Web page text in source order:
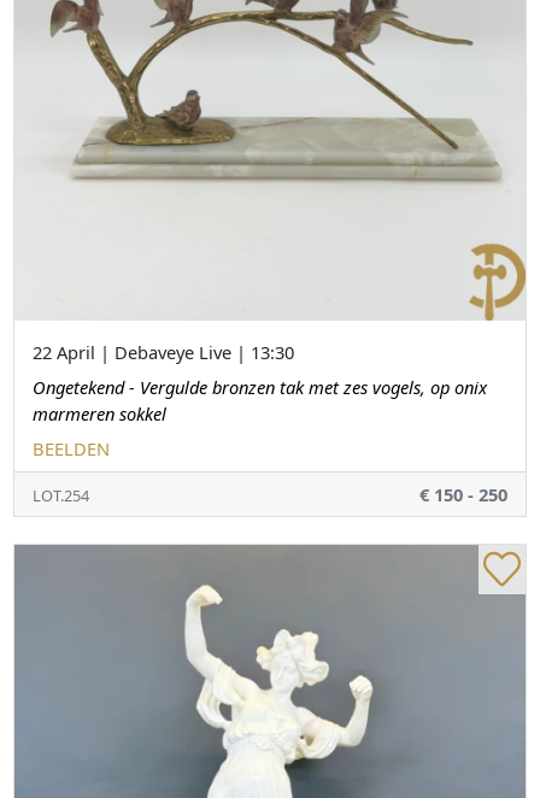
22 April | Debaveye Live | 13:30
Ongetekend - Vergulde bronzen tak met zes vogels, op onix
marmeren sokkel
BEELDEN
LOT.254 € 150 - 250